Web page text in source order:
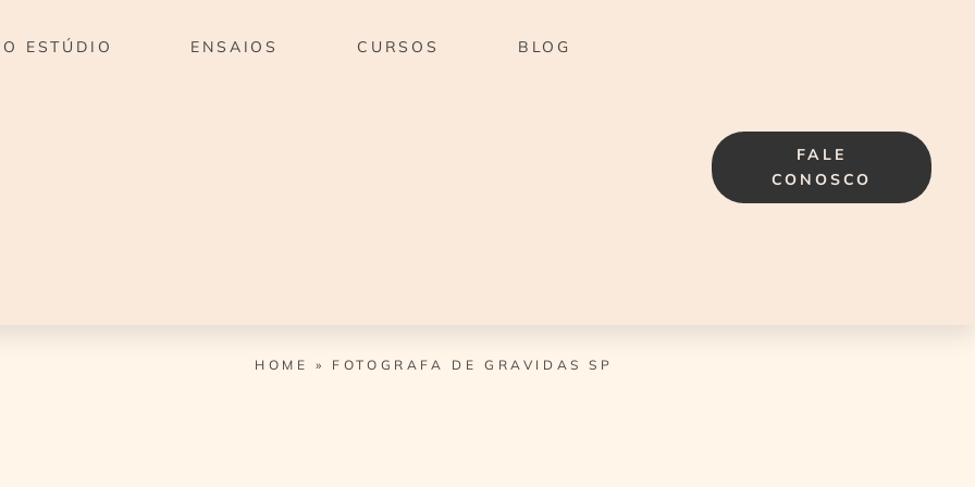
O ESTÚDIO ENSAIOS CURSOS BLOG
FALE
CONOSCO
HOME » FOTOGRAFA DE GRAVIDAS SP